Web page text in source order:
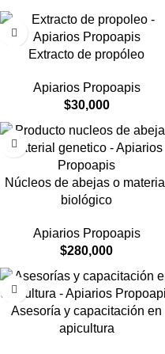
Extracto de propóleo
Apiarios Propoapis
$30,000
Núcleos de abejas o material
biológico
Apiarios Propoapis
$280,000
Asesoría y capacitación en
apicultura